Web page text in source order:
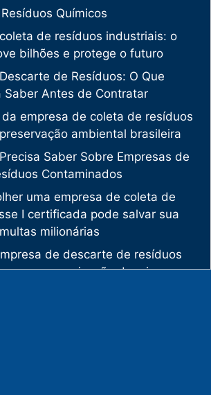
Químicos
de resíduos industriais: o
bilhões e protege o futuro
de Resíduos: O Que
Saber Antes de Contratar
empresa de coleta de resíduos
ambiental brasileira
Saber Sobre Empresas de
Contaminados
uma empresa de coleta de
I certificada pode salvar sua
milionárias
de descarte de resíduos
sua organização de crimes